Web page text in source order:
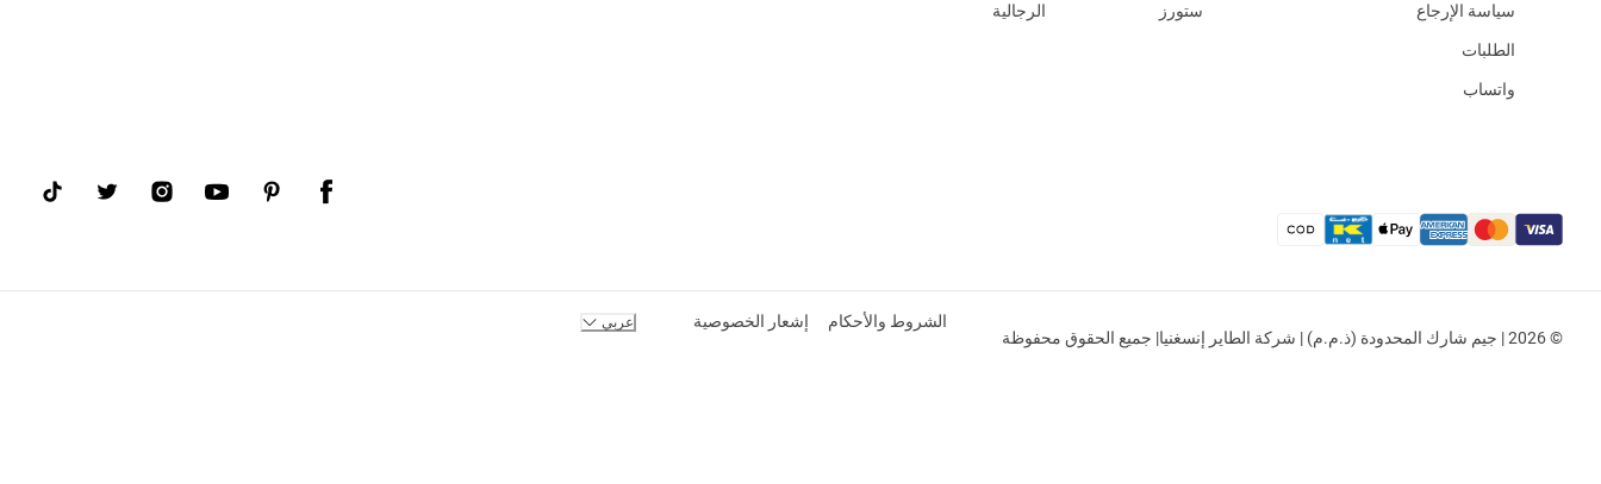
سياسة الإرجاع
الطلبات
واتساب
ستورز
الرجالية
© 2026 | جيم شارك المحدودة (ذ.م.م) | شركة الطاير إنسغنيا| جميع الحقوق محفوظة
الشروط والأحكام إشعار الخصوصية عربي